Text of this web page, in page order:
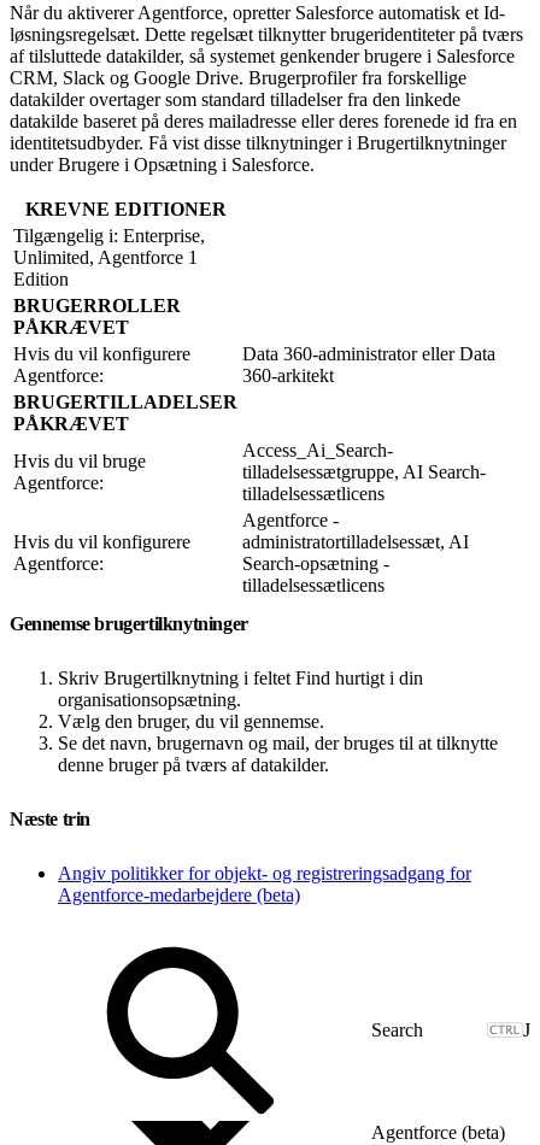
Når du aktiverer Agentforce, opretter Salesforce automatisk et Id-
løsningsregelsæt. Dette regelsæt tilknytter brugeridentiteter på tværs
af tilsluttede datakilder, så systemet genkender brugere i Salesforce
CRM, Slack og Google Drive. Brugerprofiler fra forskellige
datakilder overtager som standard tilladelser fra den linkede
datakilde baseret på deres mailadresse eller deres forenede id fra en
identitetsudbyder. Få vist disse tilknytninger i Brugertilknytninger
under Brugere i Opsætning i Salesforce.
KREVNE EDITIONER
Tilgængelig i: Enterprise,
Unlimited, Agentforce 1
Edition
BRUGERROLLER
PÅKRÆVET
Hvis du vil konfigurere
Agentforce:
Data 360-administrator eller Data
360-arkitekt
BRUGERTILLADELSER
PÅKRÆVET
Hvis du vil bruge
Agentforce:
Access_Ai_Search-
tilladelsessætgruppe, AI Search-
tilladelsessætlicens
Hvis du vil konfigurere
Agentforce:
Agentforce -
administratortilladelsessæt, AI
Search-opsætning -
tilladelsessætlicens
Gennemse brugertilknytninger
Skriv Brugertilknytning i feltet Find hurtigt i din
organisationsopsætning.
Vælg den bruger, du vil gennemse.
Se det navn, brugernavn og mail, der bruges til at tilknytte
denne bruger på tværs af datakilder.
Næste trin
Angiv politikker for objekt- og registreringsadgang for
Agentforce-medarbejdere (beta)
J
Agentforce (beta)